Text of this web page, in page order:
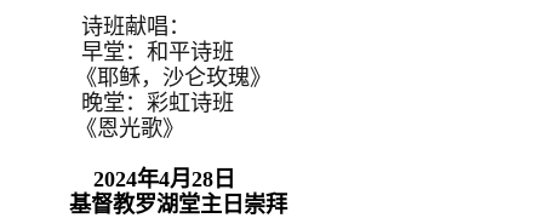
诗班献唱：
早堂：和平诗班
《耶稣，沙仑玫瑰》
晚堂：彩虹诗班
《恩光歌》
2024年4月28日
基督教罗湖堂主日崇拜